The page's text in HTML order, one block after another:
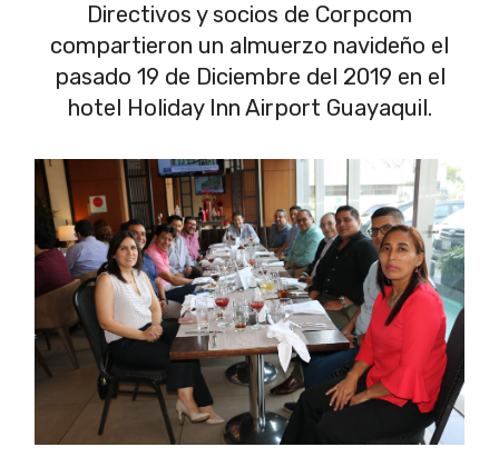
Directivos y socios de Corpcom
compartieron un almuerzo navideño el
pasado 19 de Diciembre del 2019 en el
hotel Holiday Inn Airport Guayaquil.